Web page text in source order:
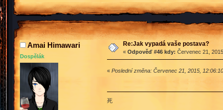
Amai Himawari
Dospělák
Re:Jak vypadá vaše postava?
« Odpověď #46 kdy: Červenec 21,
« Poslední změna: Červenec 21, 2015,
死